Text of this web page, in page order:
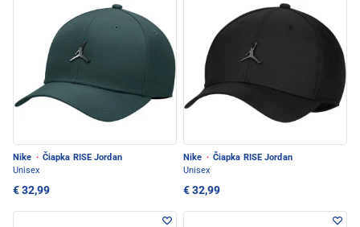
Nike · Čiapka RISE Jordan
Unisex
€ 32,99
Nike · Čiapka RISE Jordan
Unisex
€ 32,99